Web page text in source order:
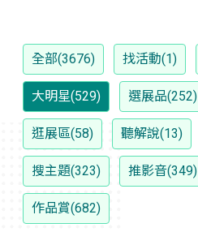
全部(3676) 找活動(1)
大明星(529) 選展品(252)
逛展區(58) 聽解說(13)
搜主題(323) 推影音(349)
作品賞(682)